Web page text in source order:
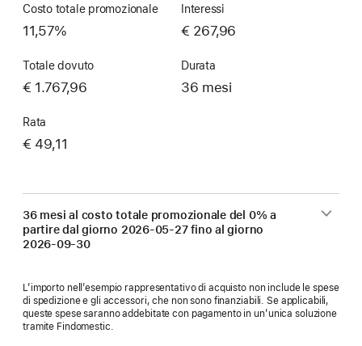
Costo totale promozionale
11,57%
Interessi
€ 267,96
Totale dovuto
€ 1.767,96
Durata
36 mesi
Rata
€ 49,11
36 mesi al costo totale promozionale del 0% a
partire dal giorno 2026-05-27fino al giorno
2026-09-30
L’importo nell’esempio rappresentativo di acquisto non include le spese
di spedizione e gli accessori, che non sono finanziabili. Se applicabili,
queste spese saranno addebitate con pagamento in un’unica soluzione
tramite Findomestic.